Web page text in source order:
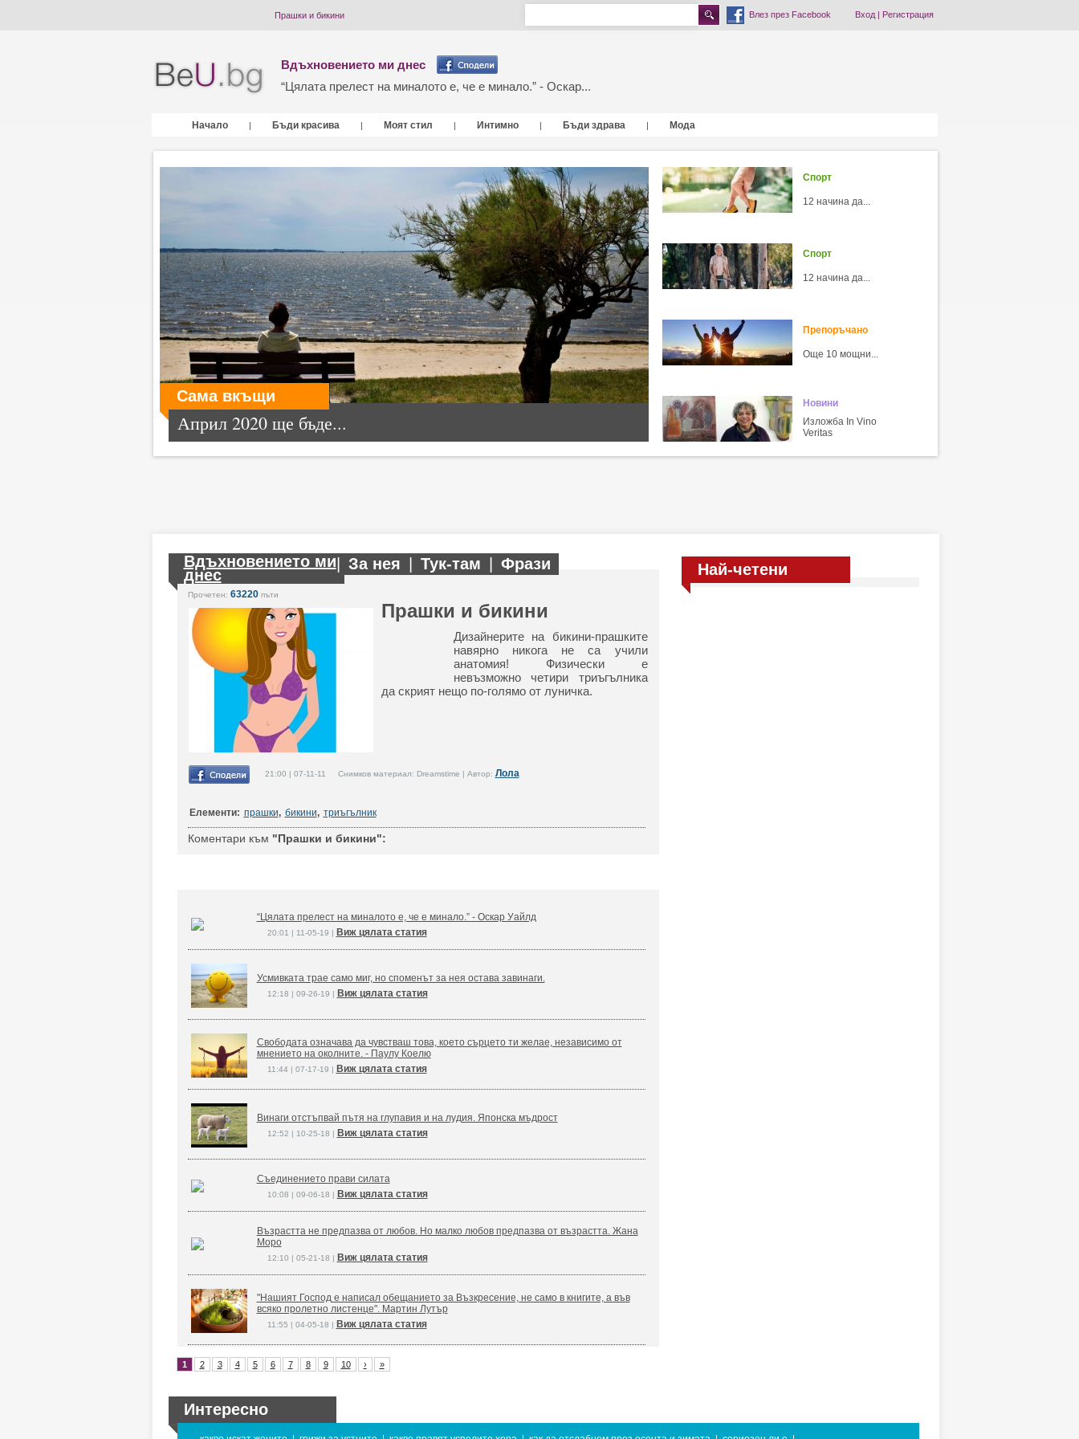
Прашки и бикини Влез през Facebook Вход| Регистрация
Вдъхновението ми днес
“Цялата прелест на миналото е, че е минало.” - Оскар...
Начало | Бъди красива | Моят стил | Интимно | Бъди здрава | Мода
Сама вкъщи
Април 2020 ще бъде...
Спорт
12 начина да...
Спорт
12 начина да...
Препоръчано
Още 10 мощни...
Новини
Изложба In Vino
Veritas
Вдъхновението ми
днес
| За нея Тук-там Фрази
Прочетен: 63220пъти
Прашки и бикини
Дизайнерите на бикини-прашките
навярно никога не са учили
анатомия! Физически е
невъзможно четири триъгълника
да скрият нещо по-голямо от луничка.
21:00 | 07-11-11 Снимков материал: Dreamstime | Автор: Лола
Елементи: прашки, бикини, триъгълник
Коментари към "Прашки и бикини":
“Цялата прелест на миналото е, че е минало.” - Оскар Уайлд
20:01 | 11-05-19 | Виж цялата статия
Усмивката трае само миг, но споменът за нея остава завинаги.
12:18 | 09-26-19 | Виж цялата статия
Свободата означава да чувстваш това, което сърцето ти желае, независимо от
мнението на околните. - Паулу Коелю
11:44 | 07-17-19 | Виж цялата статия
Винаги отстъпвай пътя на глупавия и на лудия. Японска мъдрост
12:52 | 10-25-18 | Виж цялата статия
Съединението прави силата
10:08 | 09-06-18 | Виж цялата статия
Възрастта не предпазва от любов. Но малко любов предпазва от възрастта. Жана
Моро
12:10 | 05-21-18 | Виж цялата статия
"Нашият Господ е написал обещанието за Възкресение, не само в книгите, а във
всяко пролетно листенце". Мартин Лутър
11:55 | 04-05-18 | Виж цялата статия
1 2 3 4 5 6 7 8 9 10 › »
Най-четени
Интересно